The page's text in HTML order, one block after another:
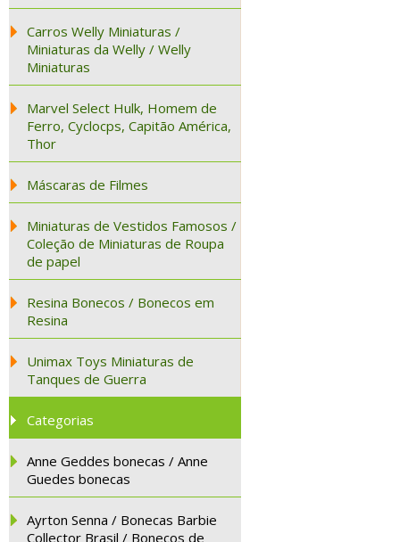
Carros Welly Miniaturas /
Miniaturas da Welly / Welly
Miniaturas
Marvel Select Hulk, Homem de
Ferro, Cyclocps, Capitão América,
Thor
Máscaras de Filmes
Miniaturas de Vestidos Famosos /
Coleção de Miniaturas de Roupa
de papel
Resina Bonecos / Bonecos em
Resina
Unimax Toys Miniaturas de
Tanques de Guerra
Categorias
Anne Geddes bonecas / Anne
Guedes bonecas
Ayrton Senna / Bonecas Barbie
Collector Brasil / Bonecos de